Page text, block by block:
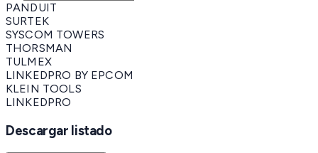
PANDUIT
SURTEK
SYSCOM TOWERS
THORSMAN
TULMEX
LINKEDPRO BY EPCOM
KLEIN TOOLS
LINKEDPRO
Descargar listado